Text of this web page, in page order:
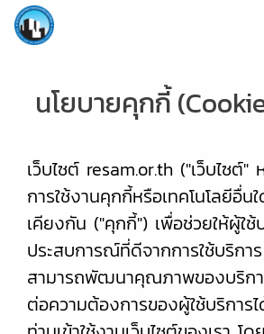
นโยบายคุกกี้
เว็บไซต์ resam.or.th ("เว็บไซต์"
การใช้งานคุกกี้หรือเทคโนโลยีอื่
เคียงกัน ("คุกกี้") เพื่อช่วยให้ผู้ใช้
ประสบการณ์ที่ดีจากการใช้บริการ
สามารถพัฒนาคุณภาพของบริก
ต่อความต้องการของผู้ใช้บริการ